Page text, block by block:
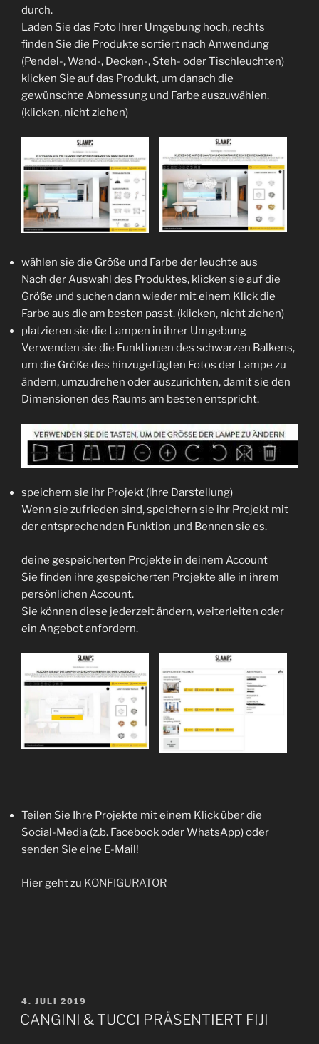
durch.
Laden Sie das Foto Ihrer Umgebung hoch, rechts
finden Sie die Produkte sortiert nach Anwendung
(Pendel-, Wand-, Decken-, Steh- oder Tischleuchten)
klicken Sie auf das Produkt, um danach die
gewünschte Abmessung und Farbe auszuwählen.
(klicken, nicht ziehen)
wählen sie die Größe und Farbe der leuchte aus
Nach der Auswahl des Produktes, klicken sie auf die
Größe und suchen dann wieder mit einem Klick die
Farbe aus die am besten passt. (klicken, nicht ziehen)
platzieren sie die Lampen in ihrer Umgebung
Verwenden sie die Funktionen des schwarzen Balkens,
um die Größe des hinzugefügten Fotos der Lampe zu
ändern, umzudrehen oder auszurichten, damit sie den
Dimensionen des Raums am besten entspricht.
speichern sie ihr Projekt (ihre Darstellung)
Wenn sie zufrieden sind, speichern sie ihr Projekt mit
der entsprechenden Funktion und Bennen sie es.
deine gespeicherten Projekte in deinem Account
Sie finden ihre gespeicherten Projekte alle in ihrem
persönlichen Account.
Sie können diese jederzeit ändern, weiterleiten oder
ein Angebot anfordern.
Teilen Sie Ihre Projekte mit einem Klick über die
Social-Media (z.b. Facebook oder WhatsApp) oder
senden Sie eine E-Mail!
Hier geht zu KONFIGURATOR
V
E
R
4. JULI 2019
CANGINI & TUCCI PRÄSENTIERT FIJI